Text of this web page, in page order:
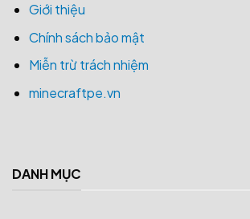
Giới thiệu
Chính sách bảo mật
Miễn trừ trách nhiệm
minecraftpe.vn
DANH MỤC